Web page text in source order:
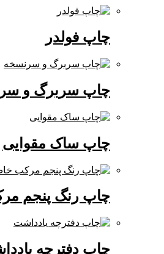
چاپ فولدر
چاپ سربرگ و سرنسخه
چاپ ساک مقوایی
چاپ رنگ پنجم مرکب خاص
چاپ دفترچه یادداشت